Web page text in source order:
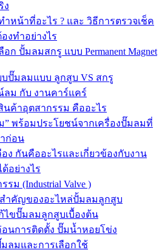
ง
ำหน้าที่อะไร ? และ วิธีการตรวจเช็ค
งทำอย่างไร
ก ปั้มลมสกรู แบบ Permanent Magnet
บปั๊มลมแบบ ลูกสูบ VS สกรู
ม กับ งานคาร์แคร์
นค้าอุตสากรรม คืออะไร
” พร้อมประโยชน์จากเครื่องปั๊มลมที่
ก่อน
ง กันคืออะไรและเกี่ยวข้องกับงาน
อย่างไร
รม (Industrial Valve )
ำคัญของอะไหล่ปั้มลมลูกสูบ
ไขปั๊มลมลูกสูบเบื้องต้น
นการติดตั้ง ปั๊มน้ำหอยโข่ง
ลมและการเลือกใช้